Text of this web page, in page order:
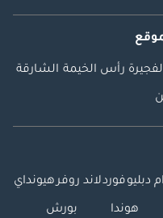
رأس الخيمة الشارقة
دبليوفوردلاند روفرهيونداي
هوندا بورش